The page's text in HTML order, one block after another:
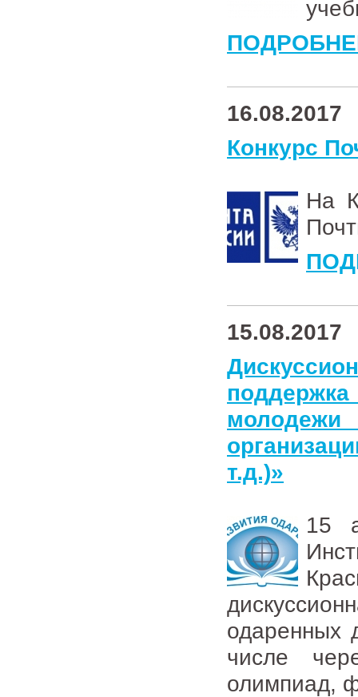
16.08.2017
Конкурс
На
15.08.2017
т.д.)»
15
одаренных
числе
олимпиад,